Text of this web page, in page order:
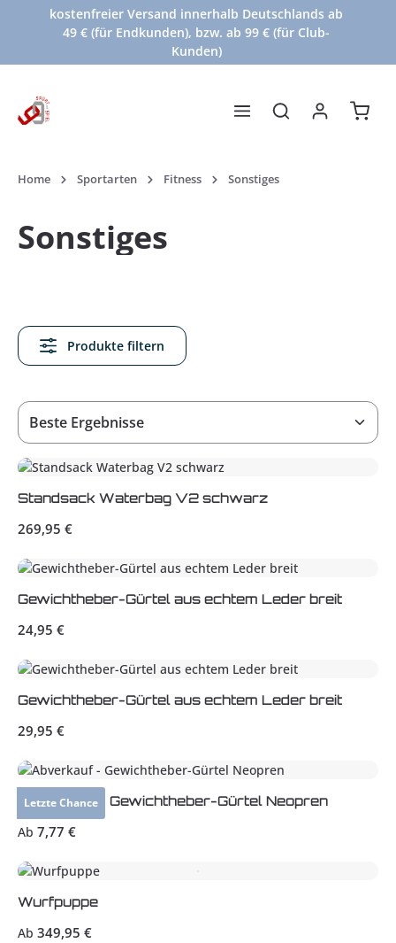
Zum Hauptinhalt springen
kostenfreier Versand innerhalb Deutschlands ab
49 € (für Endkunden), bzw. ab 99 € (für Club-
Kunden)
Home Sportarten Fitness Sonstiges
Sonstiges
Produkte filtern
Standsack Waterbag V2 schwarz
Regulärer Preis:
269,95 €
Gewichtheber-Gürtel aus echtem Leder breit
Regulärer Preis:
24,95 €
Gewichtheber-Gürtel aus echtem Leder breit
Regulärer Preis:
29,95 €
Letzte Chance
Abverkauf - Gewichtheber-Gürtel Neopren
Regulärer Preis:
Ab 7,77 €
Wurfpuppe
Regulärer Preis:
Ab 349,95 €